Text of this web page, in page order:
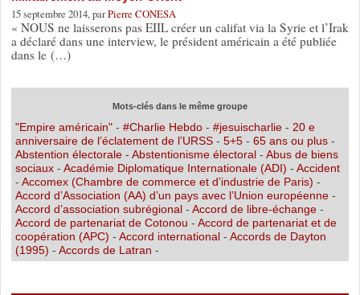
15 septembre 2014, parPierre CONESA
« NOUS ne laisserons pas EIIL créer un califat via la Syrie et l’Irak
a déclaré dans une interview, le président américain a été publiée
dans le (…)
Mots-clés dans le même groupe
"Empire américain"- #Charlie Hebdo- #jesuischarlie- 20 e
anniversaire de l’éclatement de l’URSS- 5+5- 65 ans ou plus-
Abstention électorale- Abstentionisme électoral- Abus de biens
sociaux- Académie Diplomatique Internationale (ADI) - Accident
- Accomex (Chambre de commerce et d’industrie de Paris) -
Accord d’Association (AA) d’un pays avec l’Union européenne-
Accord d’association subrégional- Accord de libre-échange-
Accord de partenariat de Cotonou - Accord de partenariat et de
coopération (APC) - Accord international- Accords de Dayton
(1995) - Accords de Latran -